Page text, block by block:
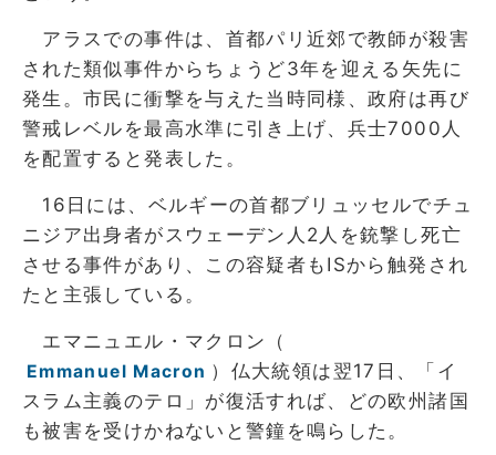
アラスでの事件は、首都パリ近郊で教師が殺害
された類似事件からちょうど3年を迎える矢先に
発生。市民に衝撃を与えた当時同様、政府は再び
警戒レベルを最高水準に引き上げ、兵士7000人
を配置すると発表した。
16日には、ベルギーの首都ブリュッセルでチュ
ニジア出身者がスウェーデン人2人を銃撃し死亡
させる事件があり、この容疑者もISから触発され
たと主張している。
エマニュエル・マクロン（
Emmanuel Macron ）仏大統領は翌17日、「イ
スラム主義のテロ」が復活すれば、どの欧州諸国
も被害を受けかねないと警鐘を鳴らした。